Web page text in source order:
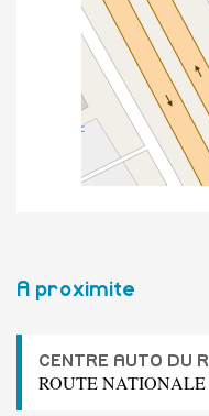
A proximite
CENTRE AUTO DU
ROUTE NATIONALE